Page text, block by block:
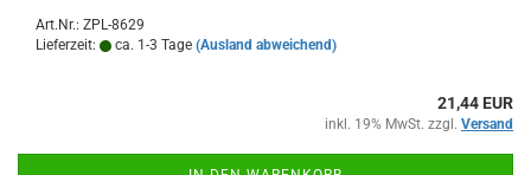
Art.Nr.: ZPL-8629
Lieferzeit:
ca. 1-3 Tage (Ausland abweichend)
21,44 EUR
inkl. 19% MwSt. zzgl. Versand